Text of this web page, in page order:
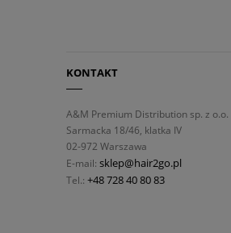
KONTAKT
A&M Premium Distribution sp. z o.o.
Sarmacka 18/46, klatka IV
02-972 Warszawa
E-mail: sklep@hair2go.pl
Tel.: +48 728 40 80 83